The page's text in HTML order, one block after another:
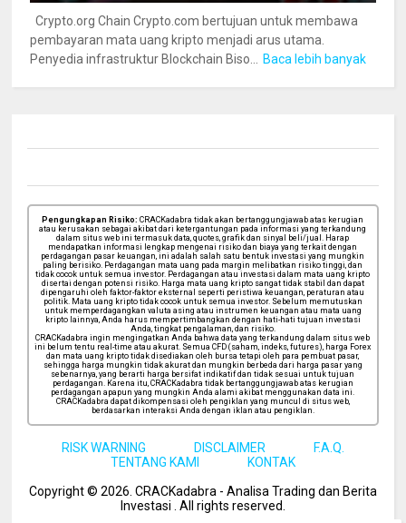
Crypto.org Chain Crypto.com bertujuan untuk membawa
pembayaran mata uang kripto menjadi arus utama.
Penyedia infrastruktur Blockchain Biso... Baca lebih banyak
Pengungkapan Risiko: CRACKadabra tidak akan bertanggungjawab atas kerugian
atau kerusakan sebagai akibat dari ketergantungan pada informasi yang terkandung
dalam situs web ini termasuk data, quotes, grafik dan sinyal beli/jual. Harap
mendapatkan informasi lengkap mengenai risiko dan biaya yang terkait dengan
perdagangan pasar keuangan, ini adalah salah satu bentuk investasi yang mungkin
paling berisiko. Perdagangan mata uang pada margin melibatkan risiko tinggi, dan
tidak cocok untuk semua investor. Perdagangan atau investasi dalam mata uang kripto
disertai dengan potensi risiko. Harga mata uang kripto sangat tidak stabil dan dapat
dipengaruhi oleh faktor-faktor eksternal seperti peristiwa keuangan, peraturan atau
politik. Mata uang kripto tidak cocok untuk semua investor. Sebelum memutuskan
untuk memperdagangkan valuta asing atau instrumen keuangan atau mata uang
kripto lainnya, Anda harus mempertimbangkan dengan hati-hati tujuan investasi
Anda, tingkat pengalaman, dan risiko.
CRACKadabra ingin mengingatkan Anda bahwa data yang terkandung dalam situs web
ini belum tentu real-time atau akurat. Semua CFD (saham, indeks, futures), harga Forex
dan mata uang kripto tidak disediakan oleh bursa tetapi oleh para pembuat pasar,
sehingga harga mungkin tidak akurat dan mungkin berbeda dari harga pasar yang
sebenarnya, yang berarti harga bersifat indikatif dan tidak sesuai untuk tujuan
perdagangan. Karena itu, CRACKadabra tidak bertanggungjawab atas kerugian
perdagangan apapun yang mungkin Anda alami akibat menggunakan data ini.
CRACKadabra dapat dikompensasi oleh pengiklan yang muncul di situs web,
berdasarkan interaksi Anda dengan iklan atau pengiklan.
RISK WARNING DISCLAIMER
F.A.Q.
TENTANG KAMI
KONTAK
Copyright © 2026 . CRACKadabra - Analisa Trading dan Berita
Investasi . All rights reserved.